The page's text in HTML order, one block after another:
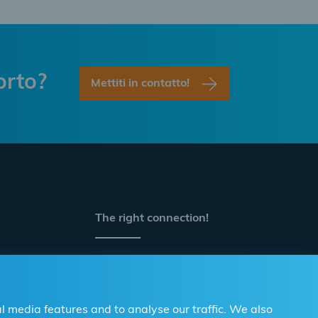
media features and to analyse our traffic. We also
Mettiti in contatto!
The right connection!
Contatto